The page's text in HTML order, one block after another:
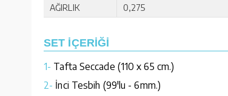
AĞIRLIK
0,275
SET İÇERİĞİ
1- Tafta Seccade (110 x 65 cm.)
2- İnci Tesbih (99'lu - 6mm.)